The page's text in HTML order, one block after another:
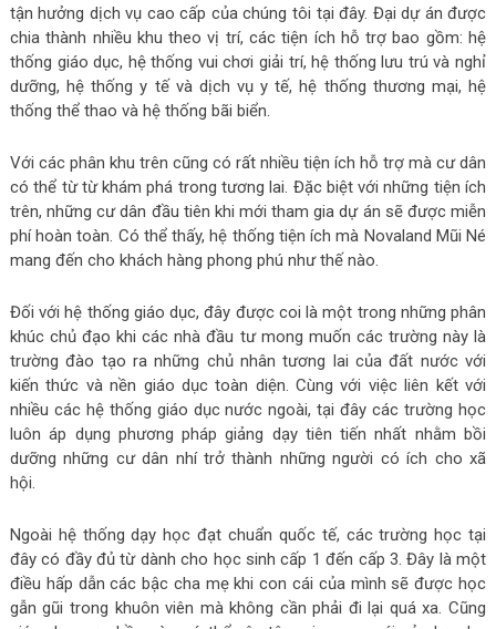
tận hưởng dịch vụ cao cấp của chúng tôi tại đây. Đại dự án được
chia thành nhiều khu theo vị trí, các tiện ích hỗ trợ bao gồm: hệ
thống giáo dục, hệ thống vui chơi giải trí, hệ thống lưu trú và nghỉ
dưỡng, hệ thống y tế và dịch vụ y tế, hệ thống thương mại, hệ
thống thể thao và hệ thống bãi biển.
Với các phân khu trên cũng có rất nhiều tiện ích hỗ trợ mà cư dân
có thể từ từ khám phá trong tương lai. Đặc biệt với những tiện ích
trên, những cư dân đầu tiên khi mới tham gia dự án sẽ được miễn
phí hoàn toàn. Có thể thấy, hệ thống tiện ích mà Novaland Mũi Né
mang đến cho khách hàng phong phú như thế nào.
Đối với hệ thống giáo dục, đây được coi là một trong những phân
khúc chủ đạo khi các nhà đầu tư mong muốn các trường này là
trường đào tạo ra những chủ nhân tương lai của đất nước với
kiến ​​thức và nền giáo dục toàn diện. Cùng với việc liên kết với
nhiều các hệ thống giáo dục nước ngoài, tại đây các trường học
luôn áp dụng phương pháp giảng dạy tiên tiến nhất nhằm bồi
dưỡng những cư dân nhí trở thành những người có ích cho xã
hội.
Ngoài hệ thống dạy học đạt chuẩn quốc tế, các trường học tại
đây có đầy đủ từ dành cho học sinh cấp 1 đến cấp 3. Đây là một
điều hấp dẫn các bậc cha mẹ khi con cái của mình sẽ được học
gẫn gũi trong khuôn viên mà không cần phải đi lại quá xa. Cũng